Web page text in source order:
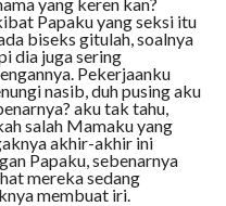
Papaku yang seksi itu
biseks gitulah, soalnya
dia juga sering
Pekerjaanku
nasib, duh pusing aku
aku tak tahu,
salah Mamaku yang
akhir-akhir ini
Papaku, sebenarnya
mereka sedang
membuat iri.